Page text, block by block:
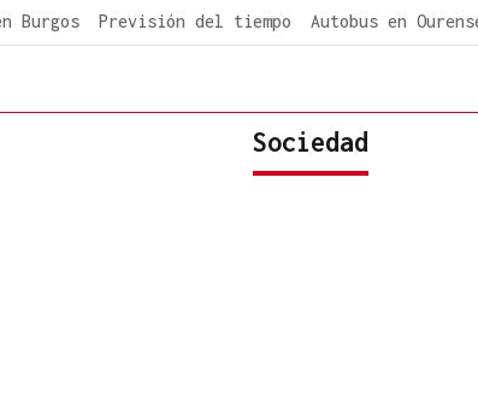
Burgos Previsión del tiempo Autobus en
Sociedad